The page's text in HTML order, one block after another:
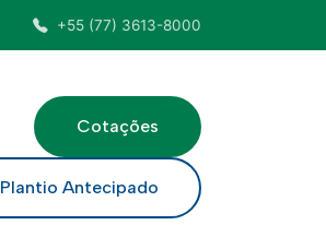
+55 (77) 3613-8000
Cotações
Plantio Antecipado